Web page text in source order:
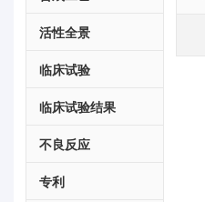
活性全景
临床试验
临床试验结果
不良反应
专利